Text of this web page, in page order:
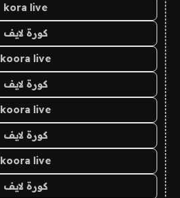
kora live
كورة لايف
koora live
كورة لايف
koora live
كورة لايف
koora live
كورة لايف